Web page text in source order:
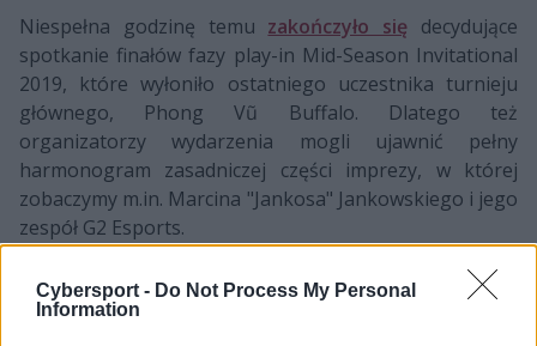
Cybersport - Do Not Process My Personal
Information
Niespełna godzinę temu zakończyło się decydujące
spotkanie finałów fazy play-in Mid-Season Invitational
2019, które wyłoniło ostatniego uczestnika turnieju
głównego, Phong Vũ Buffalo. Dlatego też
organizatorzy wydarzenia mogli ujawnić pełny
harmonogram zasadniczej części imprezy, w której
zobaczymy m.in. Marcina "Jankosa" Jankowskiego i jego
zespół G2 Esports.
Oczywiście dla osób, które bacznie śledzą informacje o
Mid-Season Invitational, już od kilku tygodni jasne było,